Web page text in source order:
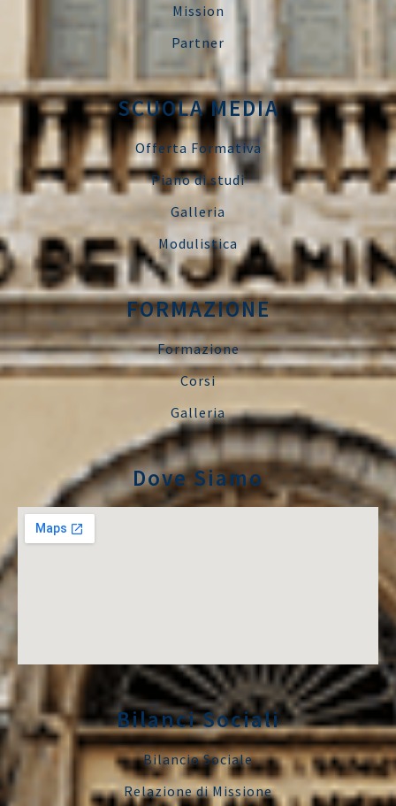
Mission
Partner
SCUOLA MEDIA
Offerta Formativa
Piano di studi
Galleria
Modulistica
FORMAZIONE
Formazione
Corsi
Galleria
Dove Siamo
Bilanci Sociali
Bilancio Sociale
Relazione di Missione